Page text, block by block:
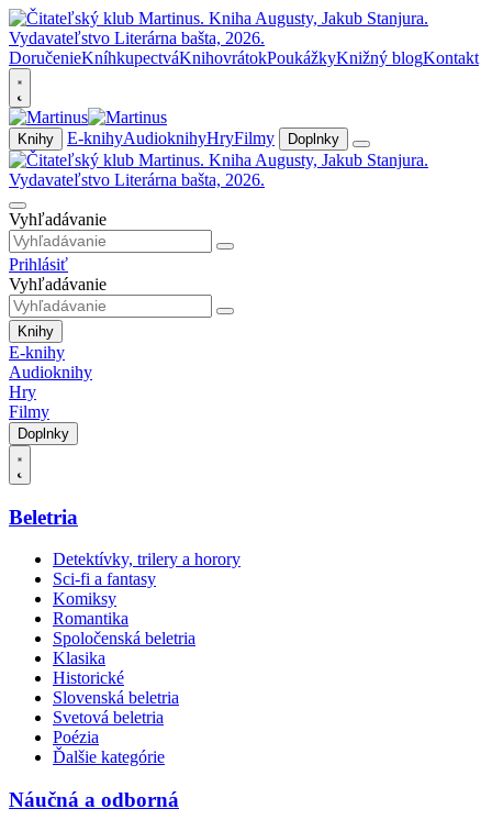
DoručenieKníhkupectváKnihovrátokPoukážkyKnižný blogKontakt
Knihy E-knihyAudioknihyHryFilmy Doplnky
Vyhľadávanie
Prihlásiť
Vyhľadávanie
Knihy
E-knihy
Audioknihy
Hry
Filmy
Doplnky
Beletria
Detektívky, trilery a horory
Sci-fi a fantasy
Komiksy
Romantika
Spoločenská beletria
Klasika
Historické
Slovenská beletria
Svetová beletria
Poézia
Ďalšie kategórie
Náučná a odborná